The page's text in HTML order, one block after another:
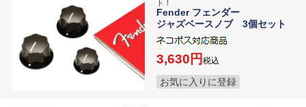
ト！
Fender フェンダー
ジャズベースノブ 3個セット
3,630 税込
お気に入りに登録